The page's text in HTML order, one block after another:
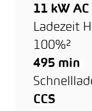
11 kW AC
Ladezeit
100%²
495 min
CCS